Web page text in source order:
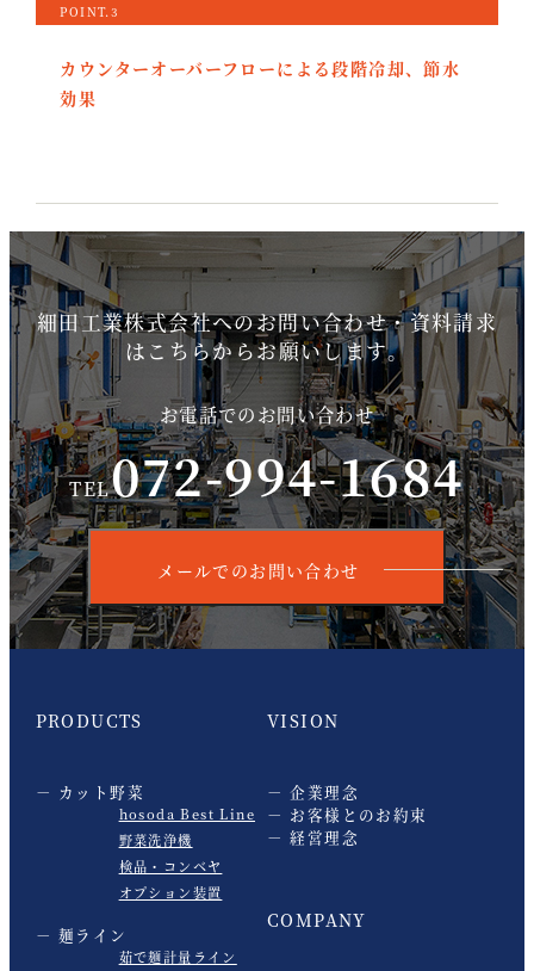
POINT.3
カウンターオーバーフローによる段階冷却、節水
効果
細田工業株式会社へのお問い合わせ・資料請求
はこちらからお願いします。
お電話でのお問い合わせ
TEL072-994-1684
メールでのお問い合わせ
PRODUCTS
カット野菜
hosoda Best Line
野菜洗浄機
検品・コンベヤ
オプション装置
麺ライン
茹で麺計量ライン
VISION
企業理念
お客様とのお約束
経営理念
COMPANY